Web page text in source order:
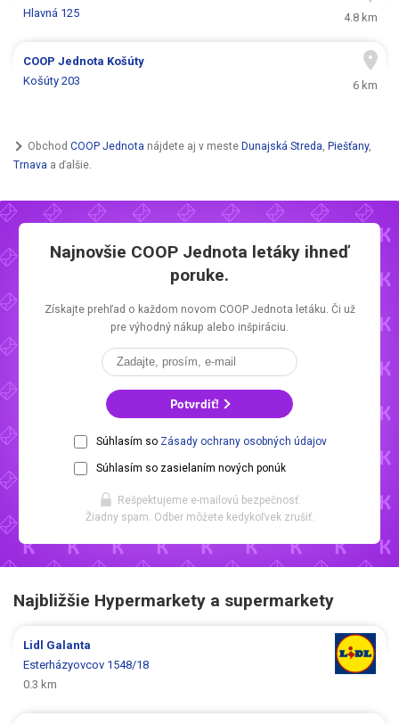
Hlavná 125
4.8 km
COOP Jednota Košúty
Košúty 203
6 km
Obchod COOP Jednota nájdete aj v meste Dunajská Streda, Piešťany,
Trnava a ďalšie.
Najnovšie COOP Jednota letáky ihneď
poruke.
Získajte prehľad o každom novom COOP Jednota letáku. Či už
pre výhodný nákup alebo inšpiráciu.
Potvrdiť!
Súhlasím so Zásady ochrany osobných údajov
Súhlasím so zasielaním nových ponúk
Rešpektujeme e-mailovú bezpečnosť.
Žiadny spam. Odber môžete kedykoľvek zrušiť.
Najbližšie Hypermarkety a supermarkety
Lidl Galanta
Esterházyovcov 1548/18
0.3 km